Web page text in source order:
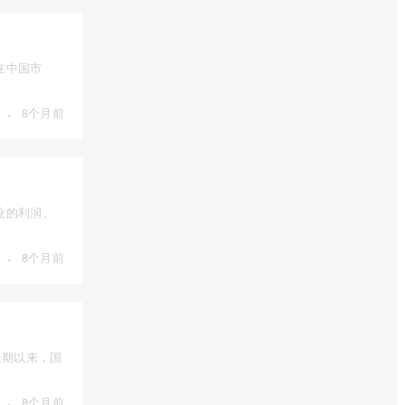
中国市
· 8个月前
利润。
· 8个月前
以来，国